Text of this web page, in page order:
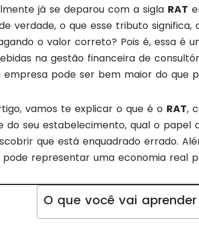
já se deparou com a sigla RAT
verdade, o que esse tributo
o valor correto? Pois é, essa é
na gestão financeira de
empresa pode ser bem maior do que
vamos te explicar o que é o RAT,
do seu estabelecimento, qual o papel
que está enquadrado errado.
representar uma economia real
O que você vai